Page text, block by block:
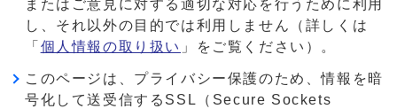
またはご意見に対する適切な対応を行うために利用
し、それ以外の目的では利用しません（詳しくは
「 個人情報の取り扱い 」をご覧ください）。
このページは、プライバシー保護のため、情報を暗
号化して送受信するSSL（Secure Sockets